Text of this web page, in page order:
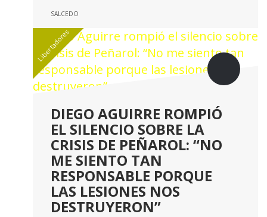
Libertadores
DIEGO AGUIRRE ROMPIÓ
EL SILENCIO SOBRE LA
CRISIS DE PEÑAROL: “NO
ME SIENTO TAN
RESPONSABLE PORQUE
LAS LESIONES NOS
DESTRUYERON”